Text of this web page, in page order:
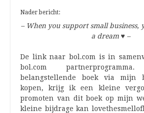
Nader bericht:
– When you support small business,
a dream ♥ –
De link naar bol.com is in
bol.com
belangstellende boek via mijn
kopen, krijg ik een kleine
promoten van dit boek op mijn
kleine bijdrage kan